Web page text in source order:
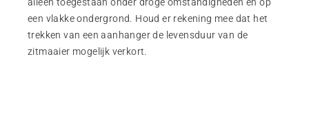
een vlakke ondergrond. Houd er rekening mee dat het
trekken van een aanhanger de levensduur van de
zitmaaier mogelijk verkort.